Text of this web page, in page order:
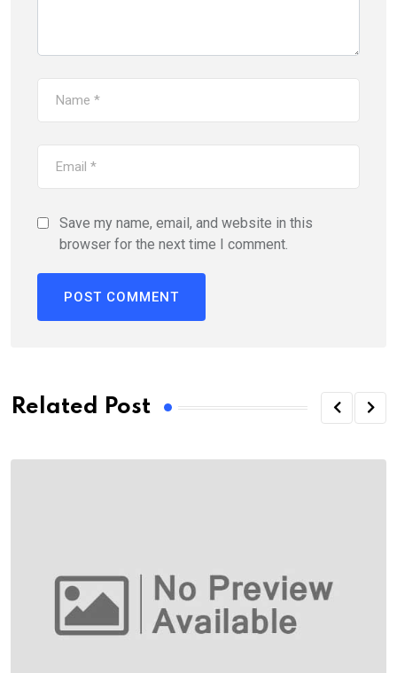
Save my name, email, and website in this
browser for the next time I comment.
Related Post